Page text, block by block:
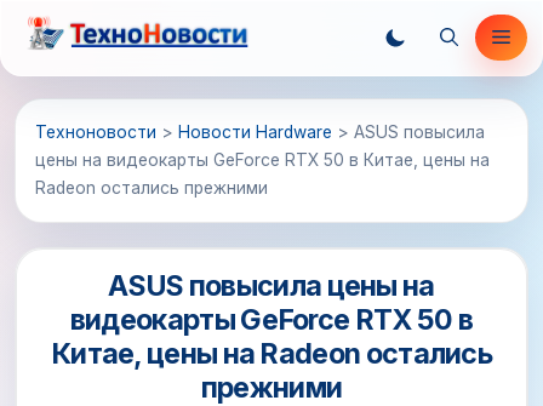
Перейти
содержимому
Техноновости > Новости Hardware > ASUS повысила
цены на видеокарты GeForce RTX 50 в Китае, цены на
Radeon остались прежними
ASUS повысила цены на
видеокарты GeForce RTX 50 в
Китае, цены на Radeon остались
прежними